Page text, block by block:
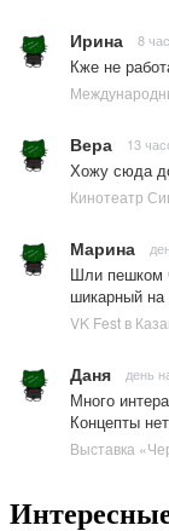
Ирина 8
Кже не
Вера 13
Хожу сюда
Кинотеатр
Марина
Шли пешком
шикарный
VK Fest в
Даня день
Много
Концепты
Выставка